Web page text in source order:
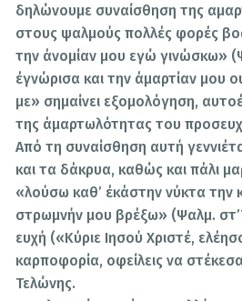
δηλώνουμε συναίσθηση της
στους ψαλμούς πολλές φορές
την άνομίαν μου εγώ γινώσκω»
έγνώρισα και την άμαρτίαν μου
με» σημαίνει εξομολόγηση,
της άμαρτωλότητας του
Από τη συναίσθηση αυτή
και τα δάκρυα, καθώς και πάλι
«λούσω καθ’ έκάστην νύκτα την
στρωμνήν μου βρέξω» (Ψαλμ.
ευχή («Κύριε Ιησού Χριστέ,
καρποφορία, οφείλεις να
Τελώνης.